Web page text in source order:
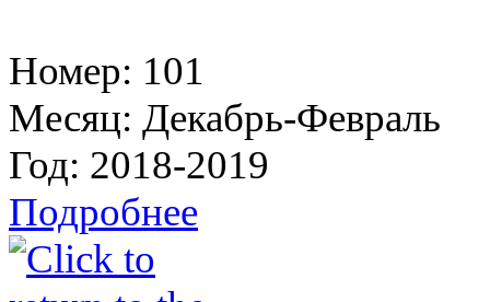
Номер: 101
Месяц: Декабрь-Февраль
Год: 2018-2019
Подробнее